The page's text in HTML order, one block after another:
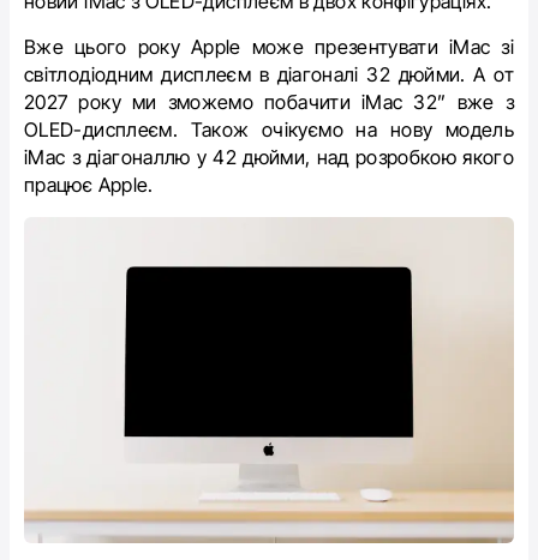
Вже цього року Apple може презентувати iMac зі
світлодіодним дисплеєм в діагоналі 32 дюйми. А от
2027 року ми зможемо побачитиiMac 32” вже з
OLED-дисплеєм. Також очікуємо на нову модель
iMac з діагоналлю у42 дюйми, над розробкою якого
працює Apple.